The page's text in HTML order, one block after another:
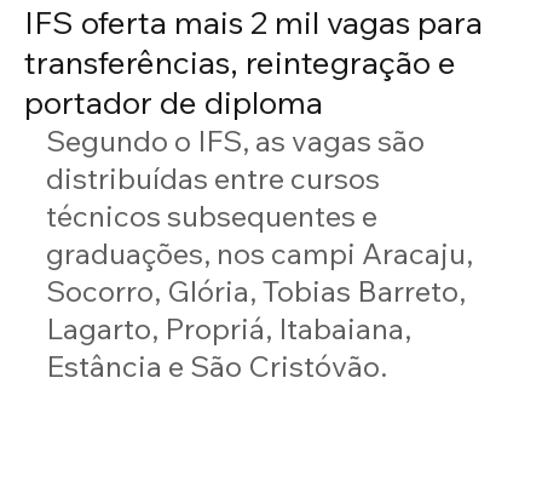
IFS oferta mais 2 mil vagas para
transferências, reintegração e
portador de diploma
Segundo o IFS, as vagas são
distribuídas entre cursos
técnicos subsequentes e
graduações, nos campi Aracaju,
Socorro, Glória, Tobias Barreto,
Lagarto, Propriá, Itabaiana,
Estância e São Cristóvão.